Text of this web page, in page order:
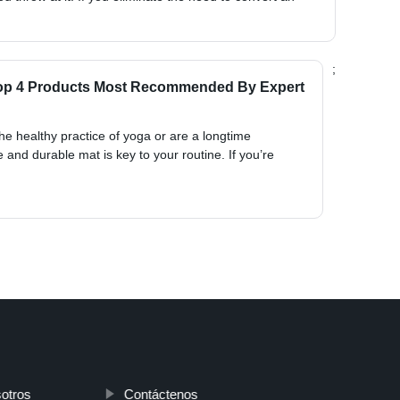
4 Products Most Recommended By Expert
healthy practice of yoga or are a longtime
durable mat is key to your routine. If you’re
;
Contáctenos